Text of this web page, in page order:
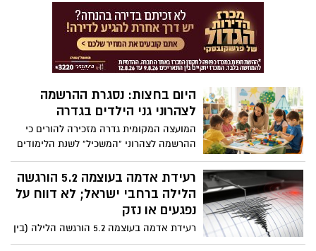
מסיים את דרכו במכבי גדרה ויוצא לאתגר
מקצועי חדש. במועדון הודו לו על תרומתו
רבת השנים: "השארת חותם שילווה אותנו עוד
שנים רבות"
היום בחצות: נסגרת ההרשמה
לצהרוני גני הילדים בגדרה
המועצה המקומית גדרה מזכירה להורים כי
ההרשמה לצהרוני "המשכיל" לשנת הלימודים
תשפ"ז תסתיים הלילה בחצות, וקוראת
להורים שטרם השלימו את הרישום לעשות
זאת בהקדם
רעידת אדמה בעוצמה 5.2 הורגשה
הלילה ברחבי ישראל; לא דווח על
נפגעים או נזק
רעידת אדמה בעוצמה 5.2 הורגשה הלילה (בין
ראשון לשני) בשעה 03:00 לערך באזורים רבים